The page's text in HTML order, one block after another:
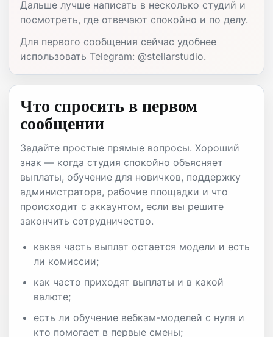
Дальше лучше написать в несколько студий и
посмотреть, где отвечают спокойно и по делу.
Для первого сообщения сейчас удобнее
использовать Telegram: @stellarstudio.
Что спросить в первом
сообщении
Задайте простые прямые вопросы. Хороший
знак — когда студия спокойно объясняет
выплаты, обучение для новичков, поддержку
администратора, рабочие площадки и что
происходит с аккаунтом, если вы решите
закончить сотрудничество.
какая часть выплат остается модели и есть
ли комиссии;
как часто приходят выплаты и в какой
валюте;
есть ли обучение вебкам-моделей с нуля и
кто помогает в первые смены;